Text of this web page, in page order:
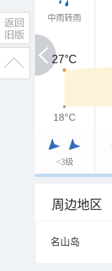
中雨转雨
<3级
27°C
27°C
18°C
18°C
周边地区
名山岛